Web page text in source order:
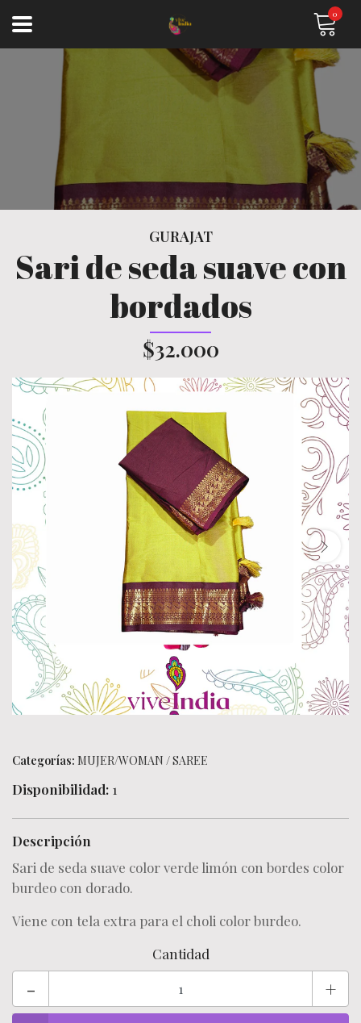
0
GURAJAT
Sari de seda suave con
bordados
$32.000
Categorías: MUJER/WOMAN /SAREE
Disponibilidad: 1
Descripción
Sari de seda suave color verde limón con bordes color
burdeo con dorado.
Viene con tela extra para el choli color burdeo.
Cantidad
- +